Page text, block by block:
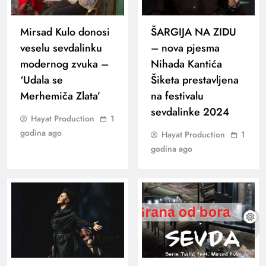
Mirsad Kulo donosi
veselu sevdalinku
modernog zvuka –
‘Udala se
Merhemiča Zlata’
Hayat Production
1
godina ago
ŠARGIJA NA ZIDU
– nova pjesma
Nihada Kantića
Šiketa prestavljena
na festivalu
sevdalinke 2024
Hayat Production
1
godina ago